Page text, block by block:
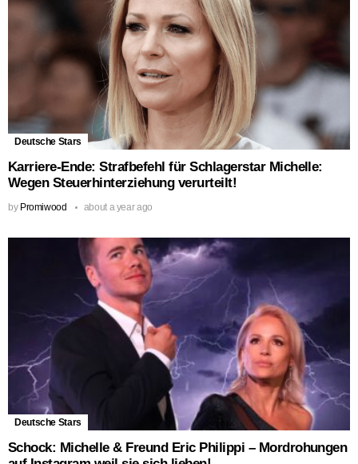
Deutsche Stars
Karriere-Ende: Strafbefehl für Schlagerstar Michelle:
Wegen Steuerhinterziehung verurteilt!
by Promiwood about a year ago
Deutsche Stars
Schock: Michelle & Freund Eric Philippi – Mordrohungen